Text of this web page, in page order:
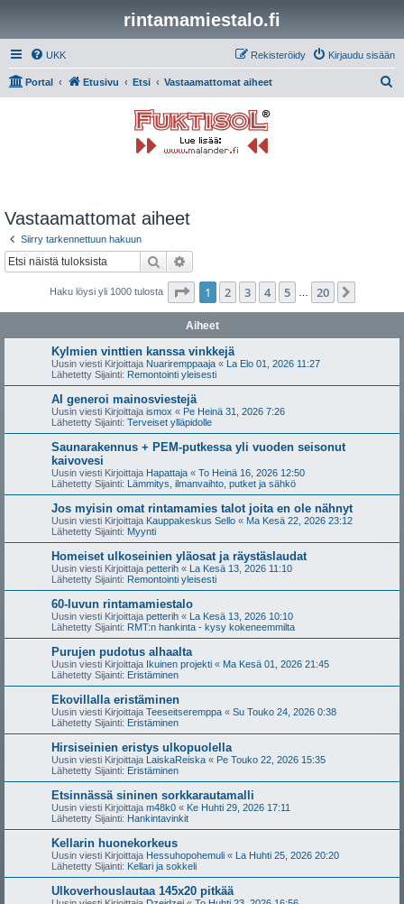
rintamamiestalo.fi
UKK Kirjaudu sisään
Rekisteröidy
Portal Etusivu Etsi Vastaamattomat aiheet
Vastaamattomat aiheet
Siirry tarkennettuun hakuun
Etsi
Haku löysi yli 1000 tulosta Sivu /20
1 2 3 4 5 20
Aiheet
Kylmien vinttien kanssa vinkkejä
Uusin viesti Kirjoittaja Nuariremppaaja « La Elo 01, 2026 11:27
Lähetetty Sijainti: Remontointi yleisesti
AI generoi mainosviestejä
Uusin viesti Kirjoittaja ismox « Pe Heinä 31, 2026 7:26
Lähetetty Sijainti: Terveiset ylläpidolle
Saunarakennus + PEM-putkessa yli vuoden seisonut
kaivovesi
Uusin viesti Kirjoittaja Hapattaja « To Heinä 16, 2026 12:50
Lähetetty Sijainti: Lämmitys, ilmanvaihto, putket ja sähkö
Jos myisin omat rintamamies talot joita en ole nähnyt
Uusin viesti Kirjoittaja Kauppakeskus Sello « Ma Kesä 22, 2026 23:12
Lähetetty Sijainti: Myynti
Homeiset ulkoseinien yläosat ja räystäslaudat
Uusin viesti Kirjoittaja petterih « La Kesä 13, 2026 11:10
Lähetetty Sijainti: Remontointi yleisesti
60-luvun rintamamiestalo
Uusin viesti Kirjoittaja petterih « La Kesä 13, 2026 10:10
Lähetetty Sijainti: RMT:n hankinta - kysy kokeneemmilta
Purujen pudotus alhaalta
Uusin viesti Kirjoittaja Ikuinen projekti « Ma Kesä 01, 2026 21:45
Lähetetty Sijainti: Eristäminen
Ekovillalla eristäminen
Uusin viesti Kirjoittaja Teeseitseremppa « Su Touko 24, 2026 0:38
Lähetetty Sijainti: Eristäminen
Hirsiseinien eristys ulkopuolella
Uusin viesti Kirjoittaja LaiskaReiska « Pe Touko 22, 2026 15:35
Lähetetty Sijainti: Eristäminen
Etsinnässä sininen sorkkarautamalli
Uusin viesti Kirjoittaja m48k0 « Ke Huhti 29, 2026 17:11
Lähetetty Sijainti: Hankintavinkit
Kellarin huonekorkeus
Uusin viesti Kirjoittaja Hessuhopohemuli « La Huhti 25, 2026 20:20
Lähetetty Sijainti: Kellari ja sokkeli
Ulkoverhouslautaa 145x20 pitkää